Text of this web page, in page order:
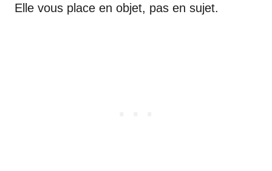
Elle vous place en objet, pas en sujet.